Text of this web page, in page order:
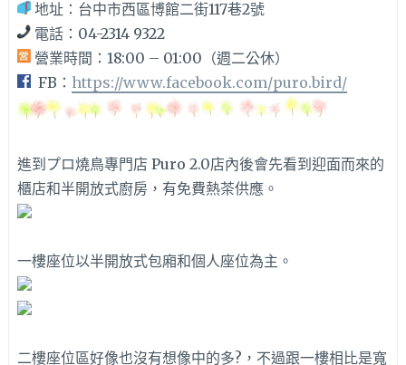
地址：台中市西區博館二街117巷2號
電話：04-2314 9322
營業時間：18:00 – 01:00（週二公休）
FB： https://www.facebook.com/puro.bird/
進到プロ燒鳥專門店 Puro 2.0店內後會先看到迎面而來的
櫃店和半開放式廚房，有免費熱茶供應。
一樓座位以半開放式包廂和個人座位為主。
二樓座位區好像也沒有想像中的多?，不過跟一樓相比是寬